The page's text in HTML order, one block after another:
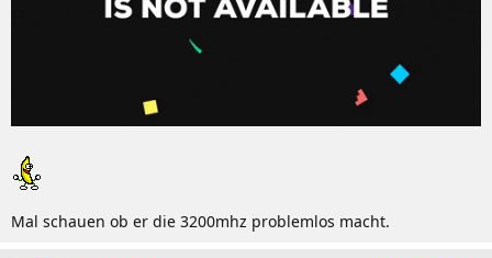
Mal schauen ob er die 3200mhz problemlos macht.